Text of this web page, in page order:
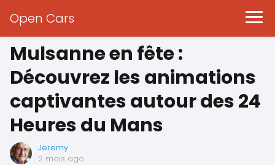
Open Cars
Mulsanne en fête :
Découvrez les animations
captivantes autour des 24
Heures du Mans
Jeremy
2 mois ago